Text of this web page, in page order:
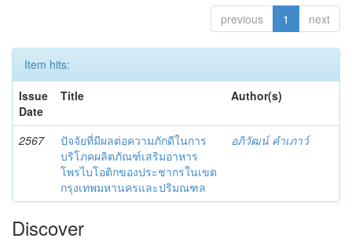
previous 1 next
Item hits:
Issue
Date
Title Author(s)
2567
ปัจจัยที่มีผลต่อความภักดีในการ
บริโภคผลิตภัณฑ์เสริมอาหาร
โพรไบโอติกของประชากรในเขต
กรุงเทพมหานครและปริมณฑล
อภิวัฒน์ คำเภาว์
Discover